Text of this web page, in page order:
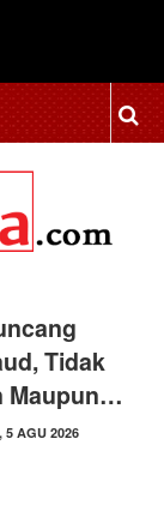
Tidak
Maupun…
5 AGU 2026